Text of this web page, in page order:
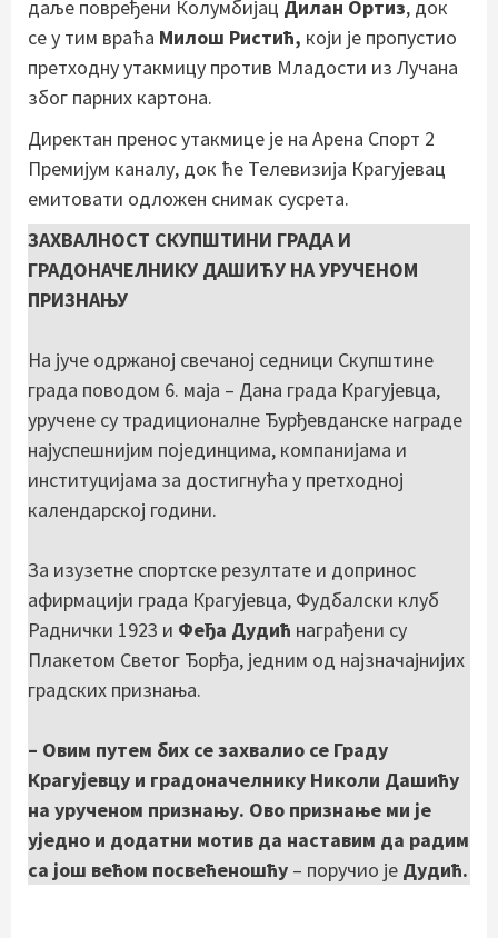
даље повређени Колумбијац Дилан Ортиз, док
се у тим враћа Милош Ристић, који је пропустио
претходну утакмицу против Младости из Лучана
због парних картона.
Директан пренос утакмице је на Арена Спорт 2
Премијум каналу, док ће Телевизија Крагујевац
емитовати одложен снимак сусрета.
ЗАХВАЛНОСТ СКУПШТИНИ ГРАДА И
ГРАДОНАЧЕЛНИКУ ДАШИЋУ НА УРУЧЕНОМ
ПРИЗНАЊУ
На јуче одржаној свечаној седници Скупштине
града поводом 6. маја – Дана града Крагујевца,
уручене су традиционалне Ђурђевданске награде
најуспешнијим појединцима, компанијама и
институцијама за достигнућа у претходној
календарској години.
За изузетне спортске резултате и допринос
афирмацији града Крагујевца, Фудбалски клуб
Раднички 1923 и Феђа Дудић награђени су
Плакетом Светог Ђорђа, једним од најзначајнијих
градских признања.
– Овим путем бих се захвалио се Граду
Крагујевцу и градоначелнику Николи Дашићу
на урученом признању. Ово признање ми је
уједно и додатни мотив да наставим да радим
са још већом посвећеношћу – поручио је Дудић.